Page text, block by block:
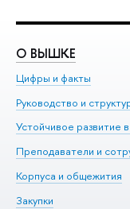
О ВЫШКЕ
Цифры и факты
Руководство и
Устойчивое
Преподаватели и
Корпуса и общежития
Закупки